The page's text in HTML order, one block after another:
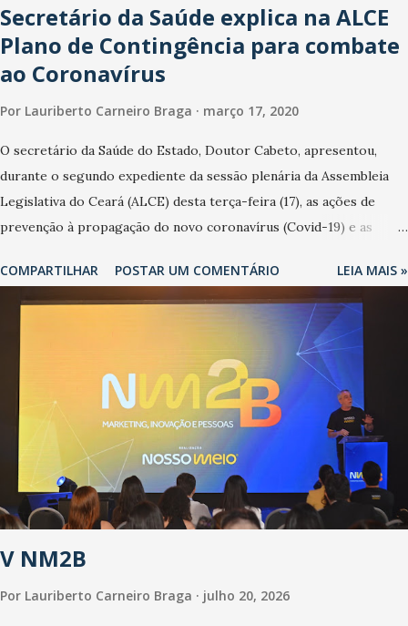
Secretário da Saúde explica na ALCE
Plano de Contingência para combate
ao Coronavírus
Por Lauriberto Carneiro Braga março 17, 2020
O secretário da Saúde do Estado, Doutor Cabeto, apresentou,
durante o segundo expediente da sessão plenária da Assembleia
Legislativa do Ceará (ALCE) desta terça-feira (17), as ações de
prevenção à propagação do novo coronavírus (Covid-19) e as
da pandemia e atendimento aos enfermos. O secretário informou
que o Estado tem desenvolvido um plano de contingência pautado
em formas de reconhecimento da população suspeita e de
cuidados com os ambientes públicos e domiciliares. “Nós não
estamos vivendo uma epidemia comum, como temos em todos os
anos, com aumento de casos de dengue, influenza ou H1N1. Trata-
se de uma epidemia com um vírus diferente, com um poder de
contaminação maior que outros coronavírus”, apontou o
secretário. Segundo ele, é uma epidemia com chance de
contaminação alta, podendo gerar um grande risco à população e
ao sistema de saúde. “Precisamos saber fazer a estratificação do
risco da doença, para não so...
COMPARTILHAR POSTAR UM COMENTÁRIO LEIA MAIS »
V NM2B
Por Lauriberto Carneiro Braga julho 20, 2026